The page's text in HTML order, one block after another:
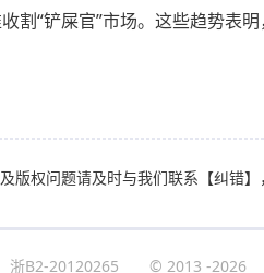
割“铲屎官”市场。这些趋势表
版权问题请及时与我们联系 【纠错】
浙B2-20120265 © 2013 -2026